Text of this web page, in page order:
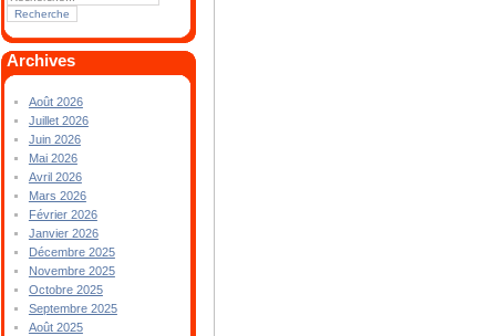
Archives
Août 2026
Juillet 2026
Juin 2026
Mai 2026
Avril 2026
Mars 2026
Février 2026
Janvier 2026
Décembre 2025
Novembre 2025
Octobre 2025
Septembre 2025
Août 2025